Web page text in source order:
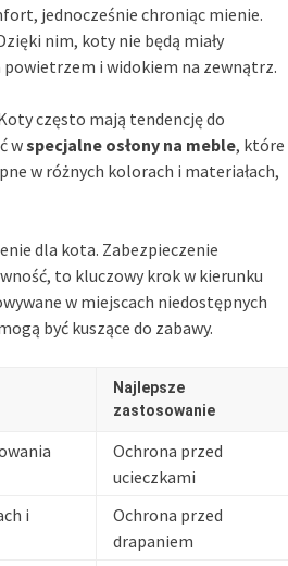
jednocześnie chroniąc mienie.
nim, koty nie będą miały
powietrzem i widokiem na zewnątrz.
często mają tendencję do
wspecjalne osłony na meble, które
w różnych kolorach i materiałach,
dla kota. Zabezpieczenie
to kluczowy krok w kierunku
w miejscach niedostępnych
być kuszące do zabawy.
Najlepsze
zastosowanie
Ochrona przed
ucieczkami
i
Ochrona przed
drapaniem